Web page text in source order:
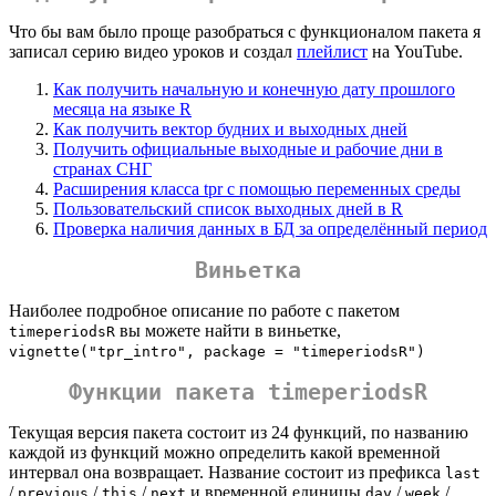
Что бы вам было проще разобраться с функционалом пакета я
записал серию видео уроков и создал плейлист на YouTube.
Как получить начальную и конечную дату прошлого
месяца на языке R
Как получить вектор будних и выходных дней
Получить официальные выходные и рабочие дни в
странах СНГ
Расширения класса tpr с помощью переменных среды
Пользовательский список выходных дней в R
Проверка наличия данных в БД за определённый период
Виньетка
Наиболее подробное описание по работе с пакетом
timeperiodsR вы можете найти в виньетке,
vignette("tpr_intro", package = "timeperiodsR")
Функции пакета timeperiodsR
Текущая версия пакета состоит из 24 функций, по названию
каждой из функций можно определить какой временной
интервал она возвращает. Название состоит из префикса last
/ / / и временной единицы / /